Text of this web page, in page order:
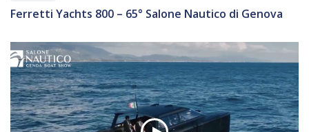
Ferretti Yachts 800 – 65° Salone Nautico di Genova